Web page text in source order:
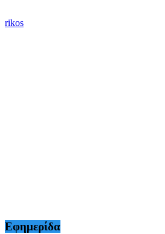
rikos
Εφημερίδα